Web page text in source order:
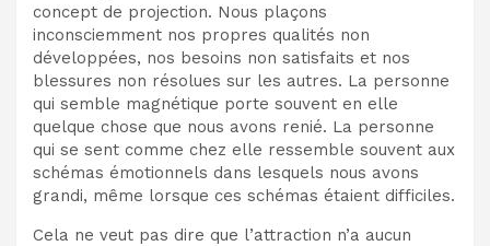
concept de projection. Nous plaçons
inconsciemment nos propres qualités non
développées, nos besoins non satisfaits et nos
blessures non résolues sur les autres. La personne
qui semble magnétique porte souvent en elle
quelque chose que nous avons renié. La personne
qui se sent comme chez elle ressemble souvent aux
schémas émotionnels dans lesquels nous avons
grandi, même lorsque ces schémas étaient difficiles.
Cela ne veut pas dire que l’attraction n’a aucun